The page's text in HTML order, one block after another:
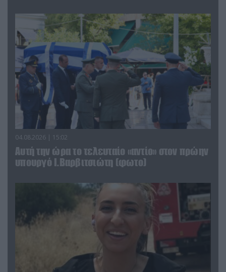
04.08.2026 | 15:02
Αυτή την ώρα το τελευταίο «αντίο» στον πρώην
υπουργό Ι.Βαρβιτσιώτη (φωτο)